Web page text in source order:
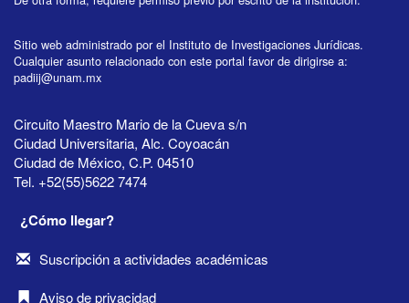
Sitio web administrado por el Instituto de Investigaciones Jurídicas.
Cualquier asunto relacionado con este portal favor de dirigirse a:
padiij@unam.mx
Circuito Maestro Mario de la Cueva s/n
Ciudad Universitaria, Alc. Coyoacán
Ciudad de México, C.P. 04510
Tel. +52(55)5622 7474
¿Cómo llegar?
Suscripción a actividades académicas
Aviso de privacidad